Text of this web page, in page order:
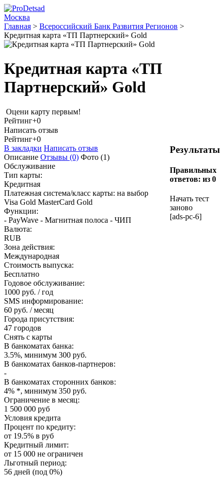
Москва
Главная > Всероссийский Банк Развития Регионов >
Кредитная карта «ТП Партнерский» Gold
Кредитная карта «ТП
Партнерский» Gold
Оцени карту первым!
Рейтинг+0
Написать отзыв
Результаты
Правильных
ответов: из 0
Начать тест
заново
[ads-pc-6]
Рейтинг+0
В закладки Написать отзыв
Описание Отзывы (0) Фото (1)
Обслуживание
Тип карты:
Кредитная
Платежная система/класс карты: на выбор
Visa Gold MasterCard Gold
Функции:
- PayWave - Магнитная полоса - ЧИП
Валюта:
RUB
Зона действия:
Международная
Стоимость выпуска:
Бесплатно
Годовое обслуживание:
1000 руб. / год
SMS информирование:
60 руб. / месяц
Города присутствия:
47 городов
Снять с карты
В банкоматах банка:
3.5%, минимум 300 руб.
В банкоматах банков-партнеров:
-
В банкоматах сторонних банков:
4% *, минимум 350 руб.
Ограничение в месяц:
1 500 000 руб
Условия кредита
Процент по кредиту:
от 19.5% в руб
Кредитный лимит:
от 15 000 не ограничен
Льготный период:
56 дней (под 0%)